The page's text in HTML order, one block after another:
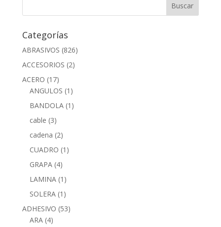
Categorías
ABRASIVOS (826)
ACCESORIOS (2)
ACERO (17)
ANGULOS (1)
BANDOLA (1)
cable (3)
cadena (2)
CUADRO (1)
GRAPA (4)
LAMINA (1)
SOLERA (1)
ADHESIVO (53)
ARA (4)